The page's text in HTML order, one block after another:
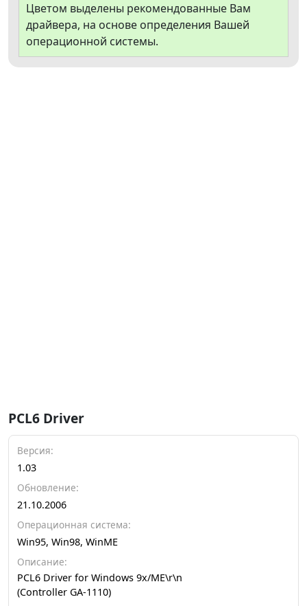
Цветом выделены рекомендованные Вам
драйвера, на основе определения Вашей
операционной системы.
PCL6 Driver
Версия:
1.03
Обновление:
21.10.2006
Операционная система:
Win95, Win98, WinME
Описание:
PCL6 Driver for Windows 9x/ME\r\n
(Controller GA-1110)